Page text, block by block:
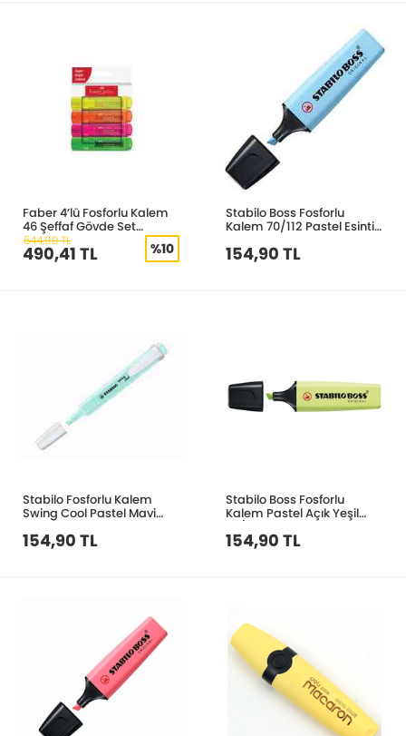
Faber 4’lü Fosforlu Kalem
46 Şeffaf Gövde Set
5030254644000
544,90 TL
490,41 TL %10
Stabilo Boss Fosforlu
Kalem 70/112 Pastel Esintili
154,90 TL
Stabilo Fosforlu Kalem
Swing Cool Pastel Mavi
154,90 TL
Stabilo Boss Fosforlu
Kalem Pastel Açık Yeşil
154,90 TL